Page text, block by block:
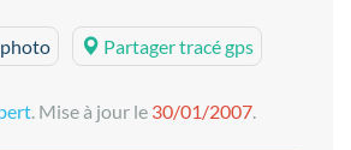
Partager tracé gps
. Mise à jour le 30/01/2007.